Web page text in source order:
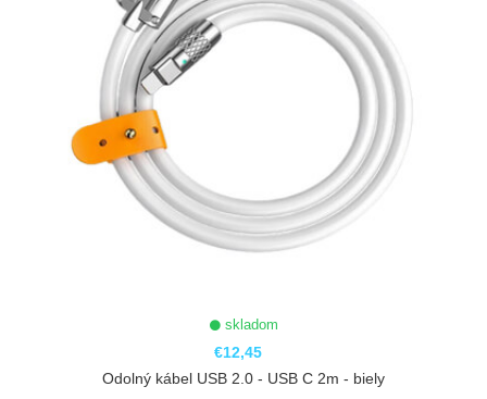
skladom
€12,45
Odolný kábel USB 2.0 - USB C 2m - biely